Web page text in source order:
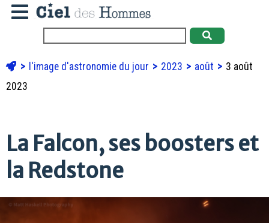
l'image d'astronomie du jour 2023 août
3 août
2023
La Falcon, ses boosters et
la Redstone